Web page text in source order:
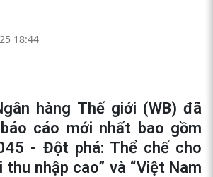
18:44
hàng Thế giới (WB) đã
cáo mới nhất bao gồm
- Đột phá: Thể chế cho
nhập cao” và “Việt Nam